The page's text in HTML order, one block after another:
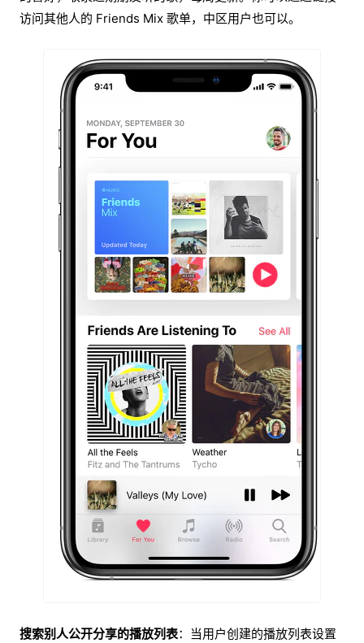
访问其他人的 Friends Mix 歌单，中区用户也可以。
搜索别人公开分享的播放列表：当用户创建的播放列表设置